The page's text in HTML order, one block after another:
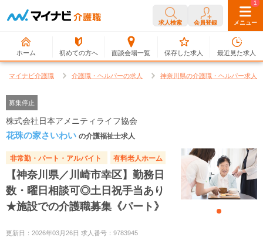
求人検索 会員登録 メニュー
ホーム 初めての方へ 面談会場一覧
0
保存した求人
1
最近見た求人
マイナビ介護職 介護職・ヘルパーの求人 神奈川県の介護職・ヘルパー求人
募集停止
株式会社日本アメニティライフ協会
花珠の家さいわい の介護福祉士求人
非常勤・パート・アルバイト 有料老人ホーム
【神奈川県／川崎市幸区】勤務日
数・曜日相談可◎土日祝手当あり
★施設での介護職募集《パート》
更新日：2026年03月26日 求人番号：9783945